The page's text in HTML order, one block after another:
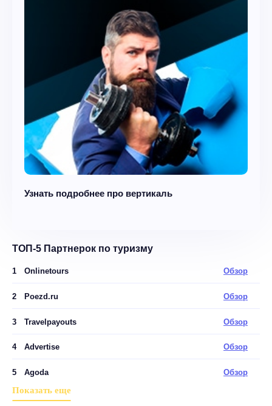
ТОП-5 Партнерок по туризму
1 Onlinetours Обзор
2 Poezd.ru Обзор
3 Travelpayouts Обзор
4 Advertise Обзор
5 Agoda Обзор
Показать еще
Узнать подробнее про вертикаль